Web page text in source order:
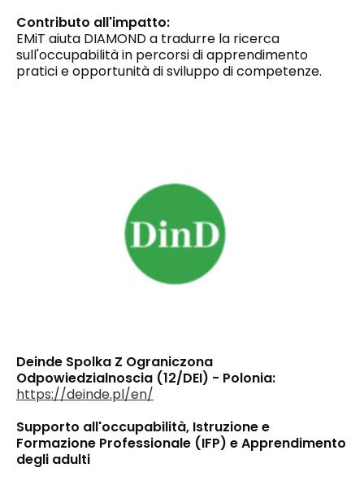
Contributo all'impatto:
EMiT aiuta DIAMOND a tradurre la ricerca
sull'occupabilità in percorsi di apprendimento
pratici e opportunità di sviluppo di competenze.
Deinde Spolka Z Ograniczona
Odpowiedzialnoscia (12/DEI) - Polonia:
https://deinde.pl/en/
Supporto all'occupabilità, Istruzione e
Formazione Professionale (IFP) e Apprendimento
degli adulti